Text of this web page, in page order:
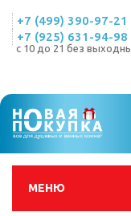
+7 (499) 390-97-21
+7 (925) 631-94-98
с 10 до 21 без
МЕНЮ